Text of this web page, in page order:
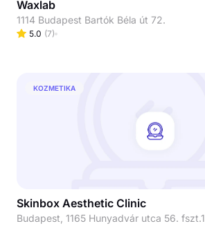
Waxlab
1114 Budapest Bartók Béla út 72.
5.0 (7)
KOZMETIKA
Skinbox Aesthetic Clinic
Budapest, 1165 Hunyadvár utca 56. fszt.1